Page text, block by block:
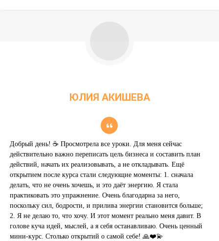
ЮЛИЯ АКИШЕВА
Добрый день! ☕️ Просмотрела все уроки. Для меня сейчас
действительно важно переписать цель бизнеса и составить план
действий, начать их реализовывать, а не откладывать. Ещё
открытием после курса стали следующие моменты: 1. сначала
делать, что не очень хочешь, и это даёт энергию. Я стала
практиковать это упражнение. Очень благодарна за него,
поскольку сил, бодрости, и прилива энергии становится больше;
2. Я не делаю то, что хочу. И этот момент реально меня давит. В
голове куча идей, мыслей, а я себя останавливаю. Очень ценный
мини-курс. Столько открытий о самой себе! 🙏❤️💫